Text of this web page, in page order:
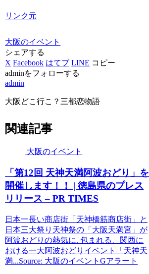
リンク元
大阪のイベント
シェアする
X Facebook はてブ LINE コピー
adminをフォローする
admin
大阪どこ行こ？三都恋物語
関連記事
大阪のイベント
「第12回 天神天満阿波おどり」を
開催します！！ | 徳島県のプレス
リリース – PR TIMES
日本一長い商店街「天神橋筋商店街」と
日本三大祭り天神祭の「大阪天満宮」が
阿波おどりの熱気に. 包まれる、関西に
おける一大阿波おどりイベント「天神天
満...Source: 大阪のイベントGアラート